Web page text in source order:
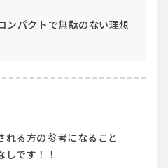
ンパクトで無駄のない理想
れる方の参考になること
しです！！